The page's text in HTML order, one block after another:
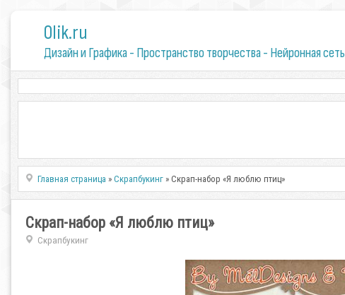
0lik.ru
Дизайн и Графика - Пространство творчества - Нейронная сеть
Главная страница »Скрапбукинг » Скрап-набор «Я люблю птиц»
Скрап-набор «Я люблю птиц»
Скрапбукинг